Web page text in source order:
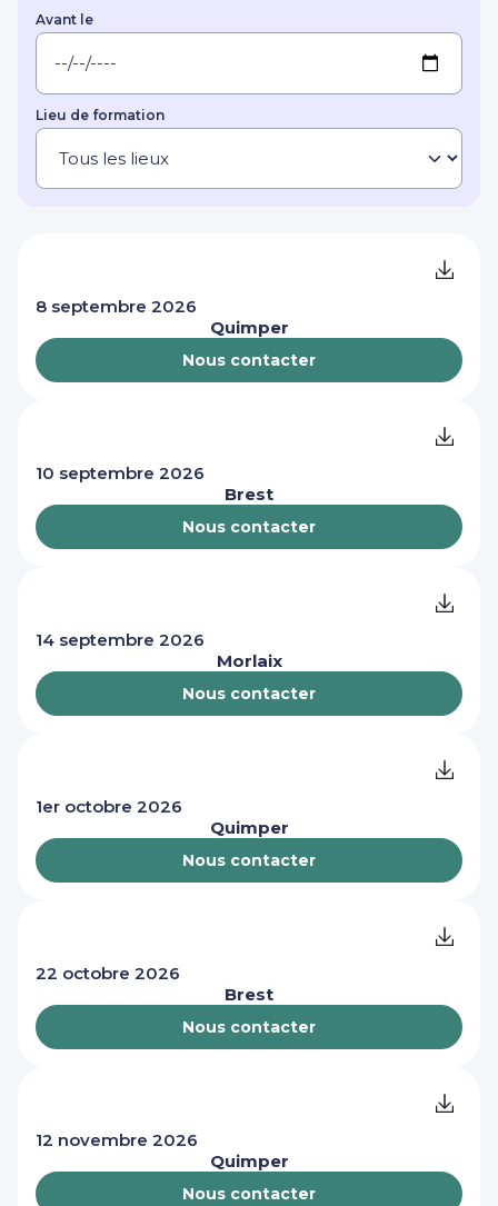
Avant le
Lieu de formation
8 septembre 2026
Quimper
Nous contacter
10 septembre 2026
Brest
Nous contacter
14 septembre 2026
Morlaix
Nous contacter
1er octobre 2026
Quimper
Nous contacter
22 octobre 2026
Brest
Nous contacter
12 novembre 2026
Quimper
Nous contacter